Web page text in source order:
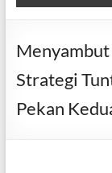
Strategi
Pekan